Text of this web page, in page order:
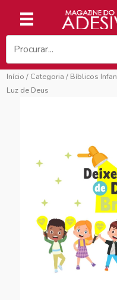
conteúdo
Início / Categoria / Bíblicos
Luz de Deus